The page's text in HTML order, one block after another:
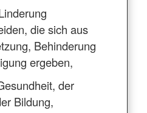
die sich aus
Behinderung
ergeben,
der
Bildung,